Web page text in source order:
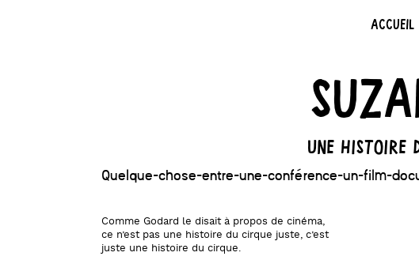
ACCUEIL
une histoire
Quelque-chose-entre-une-conférence-un-film-
Comme Godard le disait à propos de cinéma,
ce n’est pas une histoire du cirque juste, c’est
juste une histoire du cirque.